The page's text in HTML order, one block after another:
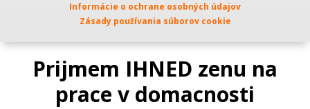
Informácie o ochrane osobných údajov
Zásady používania súborov cookie
Prijmem IHNED zenu na
prace v domacnosti